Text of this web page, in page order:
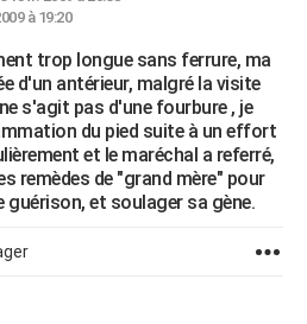
à 19:20
trop longue sans ferrure, ma
d'un antérieur, malgré la visite
s'agit pas d'une fourbure , je
du pied suite à un effort
et le maréchal a referré,
remèdes de "grand mère" pour
guérison, et soulager sa gène.